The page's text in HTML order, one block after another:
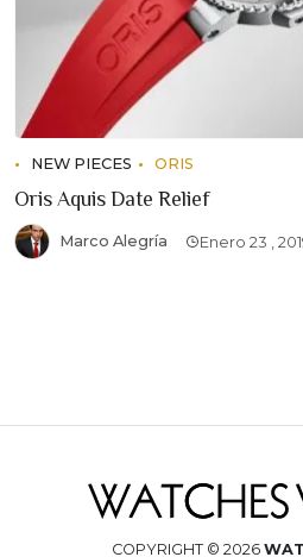
NEW PIECES ORIS
Oris Aquis Date Relief
Marco Alegría Enero 23 ,
COPYRIGHT © 2026